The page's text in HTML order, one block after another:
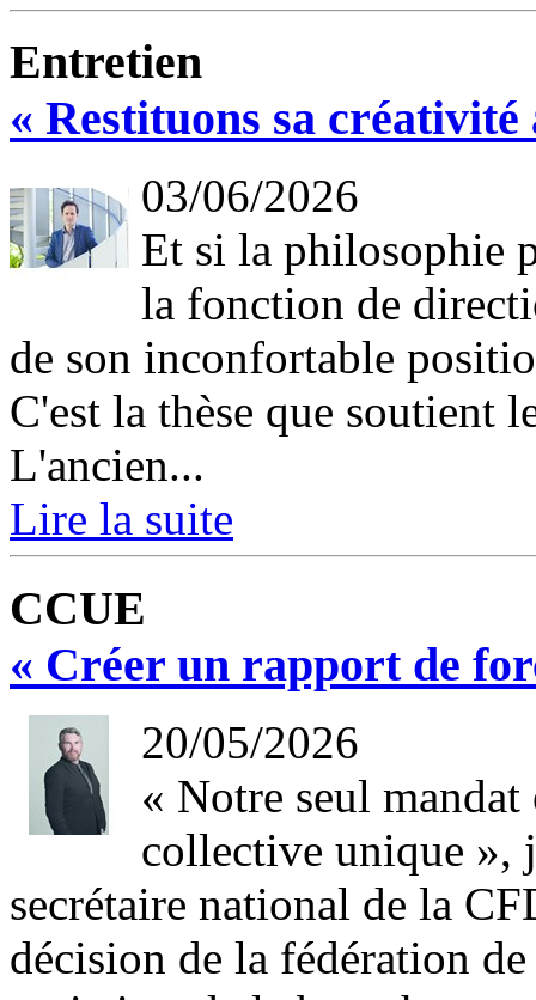
Entretien
« Restituons sa créativité
03/06/2026
Et si la philosophie
la fonction de
de son inconfortable
C'est la thèse que soutient
L'ancien...
Lire la suite
CCUE
« Créer un rapport de
20/05/2026
« Notre seul
collective unique
secrétaire national de la
décision de la fédération